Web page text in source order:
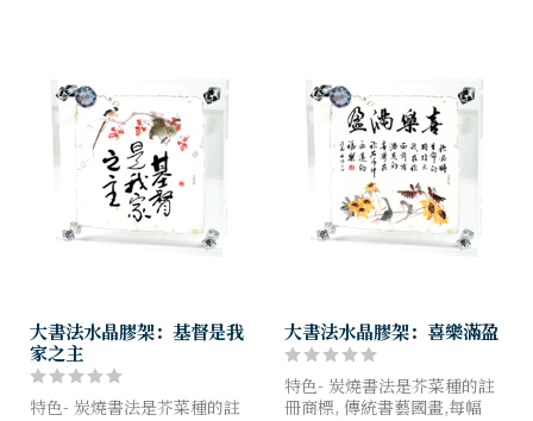
大書法水晶膠架：基督是我
家之主
特色- 炭燒書法是芥菜種的註
大書法水晶膠架：喜樂滿盈
特色- 炭燒書法是芥菜種的註
冊商標, 傳統書藝國畫,每幅